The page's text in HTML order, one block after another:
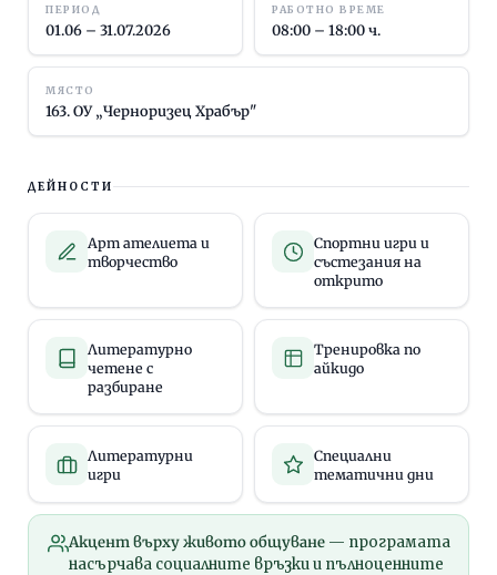
ПЕРИОД
01.06 – 31.07.2026
РАБОТНО ВРЕМЕ
08:00 – 18:00 ч.
МЯСТО
163. ОУ „Черноризец Храбър"
ДЕЙНОСТИ
Арт ателиета и
творчество
Спортни игри и
състезания на
открито
Литературно
четене с
разбиране
Тренировка по
айкидо
Литературни
игри
Специални
тематични дни
Акцент върху живото общуване— програмата
насърчава социалните връзки и пълноценните